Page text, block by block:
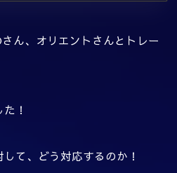
ん、オリエントさんとトレー
！
て、どう対応するのか！